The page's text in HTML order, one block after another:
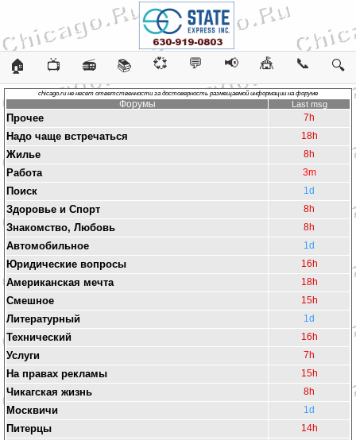
🏠 📺 📻 📚 💞 💬 📢 🎪 📞 🔍
chicago.ru не несет ответственности за достоверность размещаемой информации на форуме
Форумы Last msg
Прочее 7h
Надо чаще встречаться 18h
Жилье 8h
Работа 3m
Поиск 1d
Здоровье и Спорт 8h
Знакомство, Любовь 8h
Автомобильное 1d
Юридические вопросы 16h
Американская мечта 18h
Смешное 15h
Литературный 1d
Технический 16h
Услуги 7h
На правах рекламы 15h
Чикагская жизнь 8h
Москвичи 1d
Питерцы 14h